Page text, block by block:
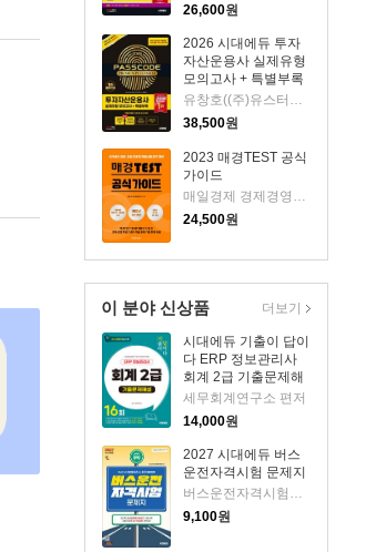
26,600원
2026 시대에듀 투자
자산운용사 실제유형
모의고사 + 특별부록
PASSCODE
Premium Plus ver
3.0
38,500원
2023 매경TEST 공식
가이드
매일경제 경제경영연구소 저
24,500원
이 분야 신상품
시대에듀 기출이 답이
다 ERP 정보관리사
회계 2급 기출문제해
설 16회
세무회계연구소 편저
14,000원
2027 시대에듀 버스
운전자격시험 문제지
버스운전자격시험편찬위원회 편저
9,100원
더보기